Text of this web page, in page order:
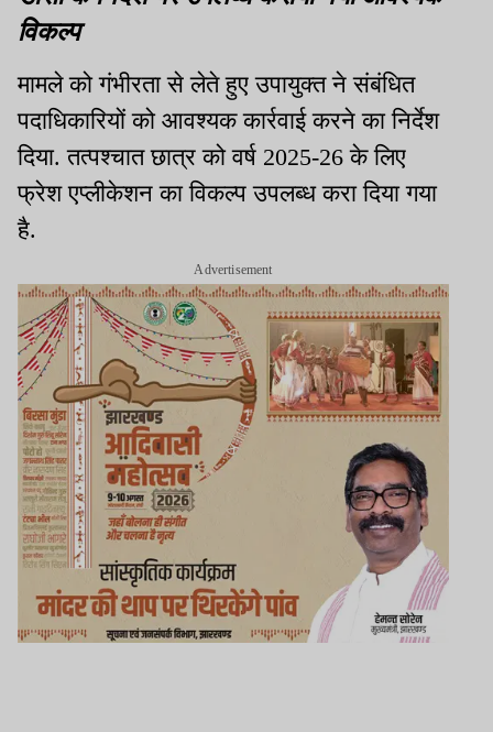
विकल्प
मामले को गंभीरता से लेते हुए उपायुक्त ने संबंधित
पदाधिकारियों को आवश्यक कार्रवाई करने का निर्देश
दिया. तत्पश्चात छात्र को वर्ष 2025-26 के लिए
फ्रेश एप्लीकेशन का विकल्प उपलब्ध करा दिया गया
है.
Advertisement